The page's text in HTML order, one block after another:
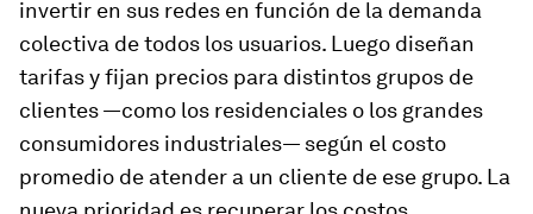
invertir en sus redes en función de la demanda
colectiva de todos los usuarios. Luego diseñan
tarifas y fijan precios para distintos grupos de
clientes —como los residenciales o los grandes
consumidores industriales— según el costo
promedio de atender a un cliente de ese grupo. La